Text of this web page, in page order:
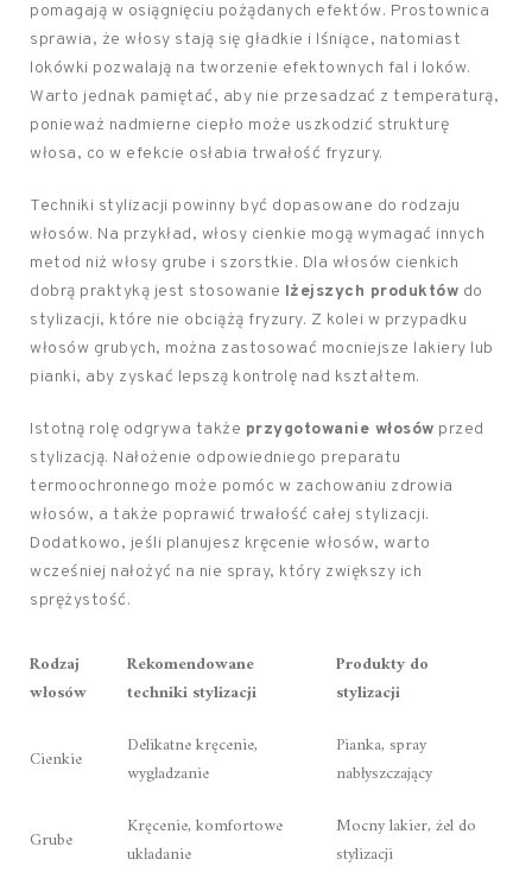
pomagają w osiągnięciu pożądanych efektów. Prostownica
sprawia, że włosy stają się gładkie i lśniące, natomiast
lokówki pozwalają na tworzenie efektownych fal i loków.
Warto jednak pamiętać, aby nie przesadzać z temperaturą,
ponieważ nadmierne ciepło może uszkodzić strukturę
włosa, co w efekcie osłabia trwałość fryzury.
Techniki stylizacji powinny być dopasowane do rodzaju
włosów. Na przykład, włosy cienkie mogą wymagać innych
metod niż włosy grube i szorstkie. Dla włosów cienkich
dobrą praktyką jest stosowanie lżejszych produktów do
stylizacji, które nie obciążą fryzury. Z kolei w przypadku
włosów grubych, można zastosować mocniejsze lakiery lub
pianki, aby zyskać lepszą kontrolę nad kształtem.
Istotną rolę odgrywa także przygotowanie włosów przed
stylizacją. Nałożenie odpowiedniego preparatu
termoochronnego może pomóc w zachowaniu zdrowia
włosów, a także poprawić trwałość całej stylizacji.
Dodatkowo, jeśli planujesz kręcenie włosów, warto
wcześniej nałożyć na nie spray, który zwiększy ich
sprężystość.
Rodzaj
włosów
Rekomendowane
techniki stylizacji
Produkty do
stylizacji
Cienkie
Delikatne kręcenie,
wygładzanie
Pianka, spray
nabłyszczający
Grube
Kręcenie, komfortowe
układanie
Mocny lakier, żel do
stylizacji